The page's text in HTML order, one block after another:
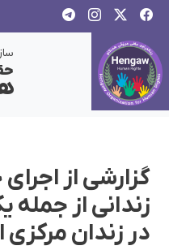
گزارشی از
زندانی از جمله
در زندان